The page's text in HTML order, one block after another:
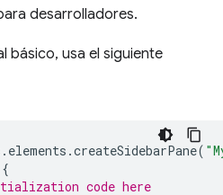
desarrolladores.
básico, usa el siguiente
. elements .createSidebarPane(
{
code here